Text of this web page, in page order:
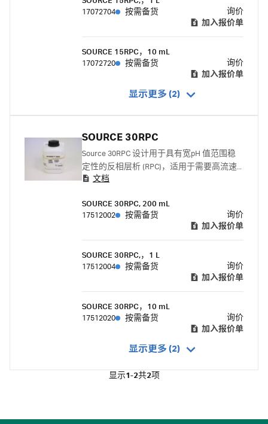
17072704
按需备货
询价
加入报价单
SOURCE 15RPC，10 mL
17072720
按需备货
询价
加入报价单
显示更多 (2)
SOURCE 30RPC
Source 30RPC 设计用于具有宽pH 值范围稳
定性的反相层析 (RPC)，适用于需要高流速
和低背压的工业工艺中的中度纯化和精纯步
文档
SOURCE 30RPC, 200 mL
17512002
按需备货
询价
加入报价单
SOURCE 30RPC,，1 L
17512004
按需备货
询价
加入报价单
SOURCE 30RPC，10 mL
17512020
按需备货
询价
加入报价单
显示更多 (2)
显示1-2共2项